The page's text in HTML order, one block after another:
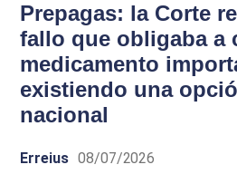
Prepagas: la Corte
fallo que obligaba a
medicamento
existiendo una
nacional
Erreius 08/07/2026